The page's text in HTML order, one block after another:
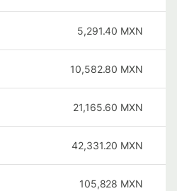
5,291.40 MXN
10,582.80 MXN
21,165.60 MXN
42,331.20 MXN
105,828 MXN